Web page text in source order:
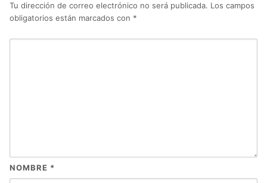
Tu dirección de correo electrónico no será publicada. Los campos
obligatorios están marcados con *
NOMBRE *